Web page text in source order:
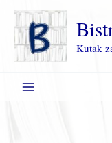
Пређи
садржај
Kutak